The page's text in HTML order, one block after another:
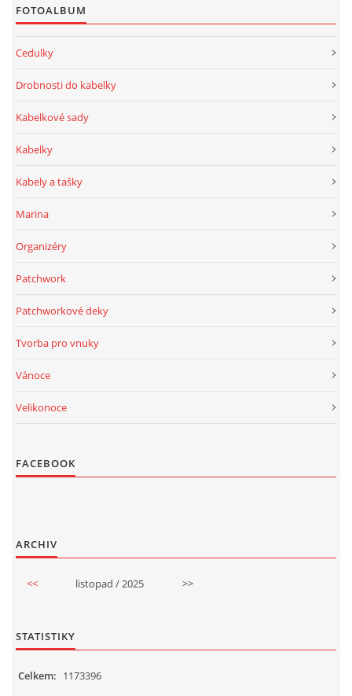
FOTOALBUM
Cedulky
Drobnosti do kabelky
Kabelkové sady
Kabelky
Kabely a tašky
Marina
Organizéry
Patchwork
Patchworkové deky
Tvorba pro vnuky
Vánoce
Velikonoce
FACEBOOK
ARCHIV
<< listopad / 2025 >>
STATISTIKY
Celkem: 1173396